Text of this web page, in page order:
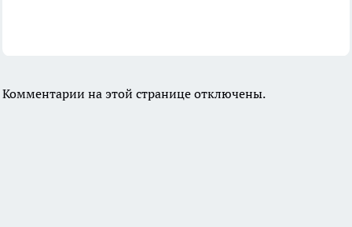
Комментарии на этой странице отключены.